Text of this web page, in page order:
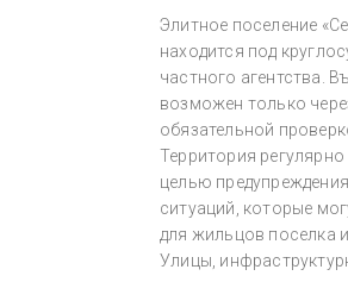
Элитное поселение
находится под
частного агентства.
возможен только
обязательной
Территория регулярно
целью
ситуаций, которые
для жильцов поселка
Улицы,